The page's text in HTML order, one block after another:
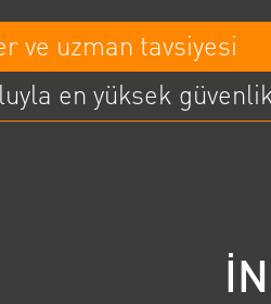
ve uzman tavsiyesi
en yüksek güvenlik